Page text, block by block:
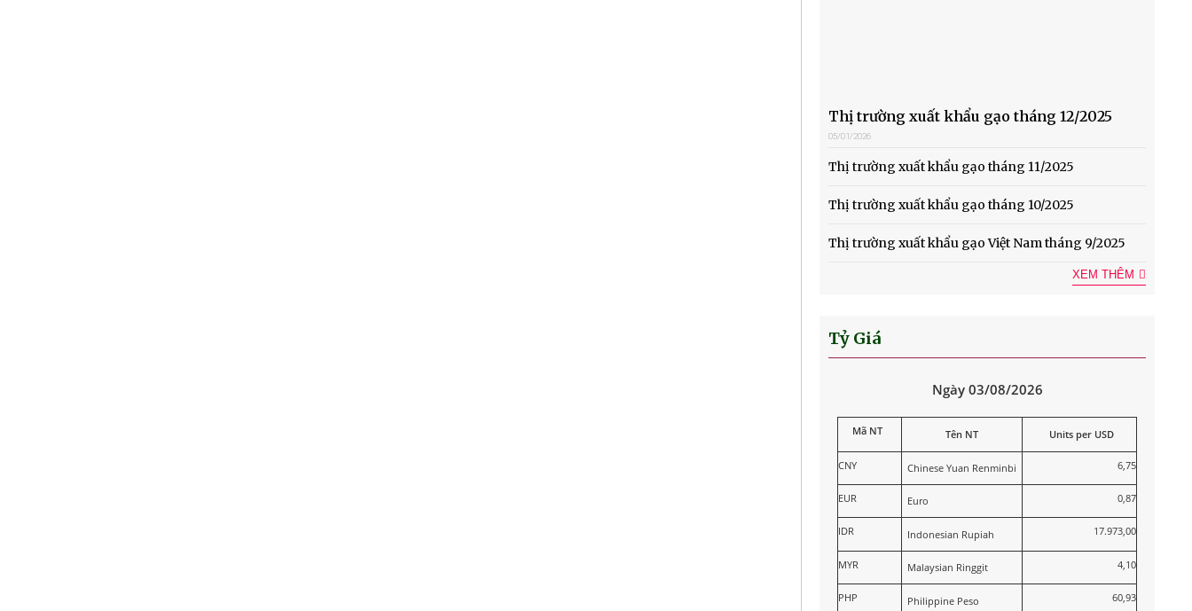
Thị trường xuất khẩu gạo tháng 12/2025
05/01/2026
Thị trường xuất khẩu gạo tháng 11/2025
Thị trường xuất khẩu gạo tháng 10/2025
Thị trường xuất khẩu gạo Việt Nam tháng 9/2025
XEM THÊM
Tỷ Giá
Ngày 03/08/2026
Mã NT Tên NT Units per USD
CNY Chinese Yuan Renminbi 6,75
EUR Euro 0,87
IDR Indonesian Rupiah 17.973,00
MYR Malaysian Ringgit 4,10
PHP Philippine Peso 60,93